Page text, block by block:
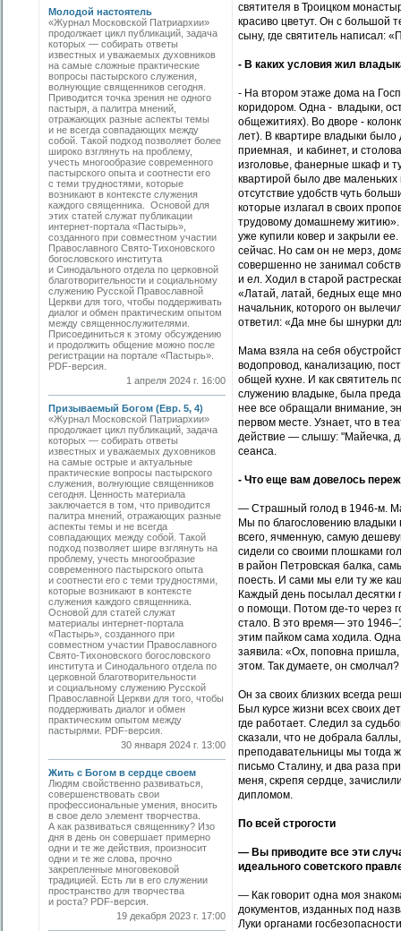
Молодой настоятель
«Журнал Московской Патриархии»
продолжает цикл публикаций, задача
которых — собирать ­ответы
известных и уважаемых духовников
на самые сложные практические
вопросы пастырского служения,
волнующие священников сегодня.
Приводится точка зрения не одного
пастыря, а палитра мнений,
отражающих разные аспекты темы
и не всегда совпадающих между
собой. Такой подход позволяет более
широко взглянуть на проблему,
учесть многообразие современного
пастырского опыта и соотнести его
с теми трудностями, которые
возникают в контексте ­служения
каждого священника. Основой для
этих статей служат публикации
интернет-портала «Пастырь»,
созданного при совместном участии
Православного Свято-Тихоновского
богословского ­института
и Синодального отдела по церковной
благотворительности и социальному
служению Русской Православной
Церкви для того, чтобы поддерживать
диалог и обмен практическим опытом
между священнослужителями.
Присоединиться к этому обсуждению
и продолжить общение можно после
регистрации на портале «Пастырь».
PDF-версия.
1 апреля 2024 г. 16:00
Призываемый Богом (Евр. 5, 4)
«Журнал Московской Патриархии»
продолжает цикл публикаций, задача
которых — собирать ответы
известных и уважаемых духовников
на самые острые и актуальные
практические вопросы пастырского
служения, волнующие священников
сегодня. Ценность материала
заключается в том, что приводится
палитра мнений, отражающих разные
аспекты темы и не всегда
совпадающих между собой. Такой
подход позволяет шире взглянуть на
проблему, учесть многообразие
современного пастырского опыта
и соотнести его с теми трудностями,
которые возникают в контексте
служения каждого священника.
Основой для статей служат
материалы интернет-портала
«Пастырь», созданного при
совместном участии Православного
Свято-Тихоновского богословского
института и Синодального отдела по
церковной благотворительности
и социальному служению Русской
Православной Церкви для того, чтобы
поддерживать диалог и обмен
практическим опытом между
пастырями. PDF-версия.
30 января 2024 г. 13:00
Жить с Богом в сердце своем
Людям свойственно развиваться,
совершенствовать свои
профессиональные умения, вносить
в свое дело элемент творчества.
А как развиваться священнику? Изо
дня в день он совершает примерно
одни и те же действия, произносит
одни и те же слова, прочно
закрепленные многовековой
традицией. Есть ли в его служении
пространство для творчества
и роста? PDF-версия.
19 декабря 2023 г. 17:00
святителя в Троицком
красиво цветут. Он с большой
сыну, где святитель написал:
- В каких условия жил
- На втором этаже дома на
коридором. Одна - владыки,
общежитиях). Во дворе -
лет). В квартире владыки
приемная, и кабинет, и
изголовье, фанерные шкаф и
квартирой было две
отсутствие удобств чуть
которые излагал в своих
трудовому домашнему
уже купили ковер и закрыли
сейчас. Но сам он не мерз,
совершенно не занимал
и ел. Ходил в старой
«Латай, латай, бедных еще
начальник, которого он
ответил: «Да мне бы шнурки
Мама взяла на себя
водопровод, канализацию,
общей кухне. И как святитель
служению владыке, была
нее все обращали внимание,
первом месте. Узнает, что в
действие — слышу: "Майечка,
сеанса.
- Что еще вам довелось
— Страшный голод в 1946-м.
Мы по благословению владыки
всего, ячменную, самую
сидели со своими плошками
в район Петровская балка,
поесть. И сами мы ели ту же
Каждый день посылал десятки
о помощи. Потом где-то через
стало. В это время— это
этим пайком сама ходила.
заявила: «Ох, поповна пришла,
этом. Так думаете, он
Он за своих близких всегда
Был курсе жизни всех своих
где работает. Следил за
сказали, что не добрала
преподавательницы мы тогда
письмо Сталину, и два раза
меня, скрепя сердце,
дипломом.
По всей строгости
— Вы приводите все эти
идеального советского
— Как говорит одна моя
документов, изданных под
Луки органами